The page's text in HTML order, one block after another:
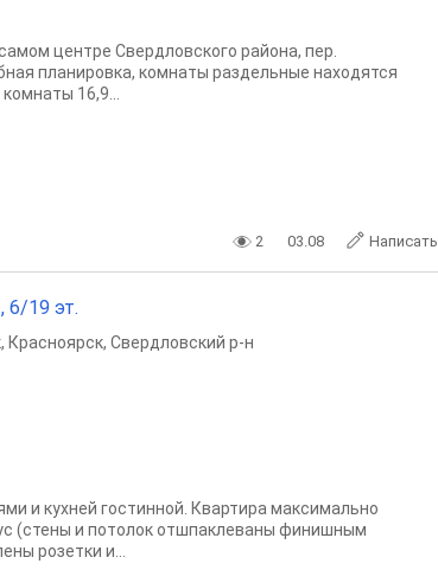
центре Свердловского района, пeр.
планировка, комнаты раздельные находятся
16,9...
2 03.08 Написать
6/19 эт.
, Красноярск, Свердловский р-н
и кухней гостинной. Квартира максимально
(стены и потолок отшпаклеваны финишным
розетки и...